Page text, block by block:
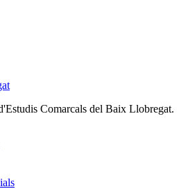
Comarcals del Baix Llobregat.